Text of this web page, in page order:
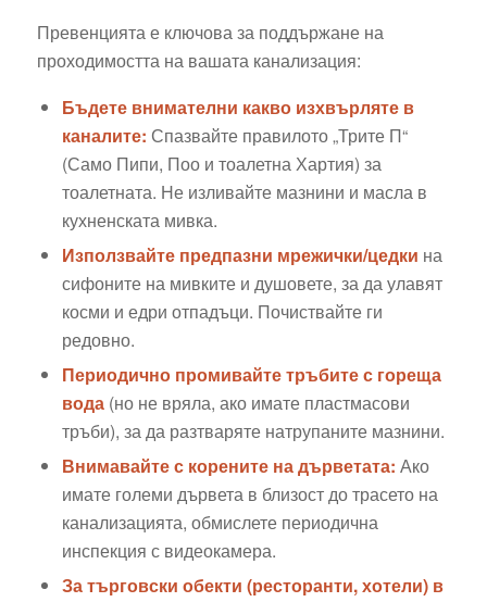
Превенцията е ключова за поддържане на
проходимостта на вашата канализация:
Бъдете внимателни какво изхвърляте в
каналите: Спазвайте правилото „Трите П“
(Само Пипи, Поо и тоалетна Хартия) за
тоалетната. Не изливайте мазнини и масла в
кухненската мивка.
Използвайте предпазни мрежички/цедки на
сифоните на мивките и душовете, за да улавят
косми и едри отпадъци. Почиствайте ги
редовно.
Периодично промивайте тръбите с гореща
вода(но не вряла, ако имате пластмасови
тръби), за да разтваряте натрупаните мазнини.
Внимавайте с корените на дърветата: Ако
имате големи дървета в близост до трасето на
канализацията, обмислете периодична
инспекция с видеокамера.
За търговски обекти (ресторанти, хотели) в